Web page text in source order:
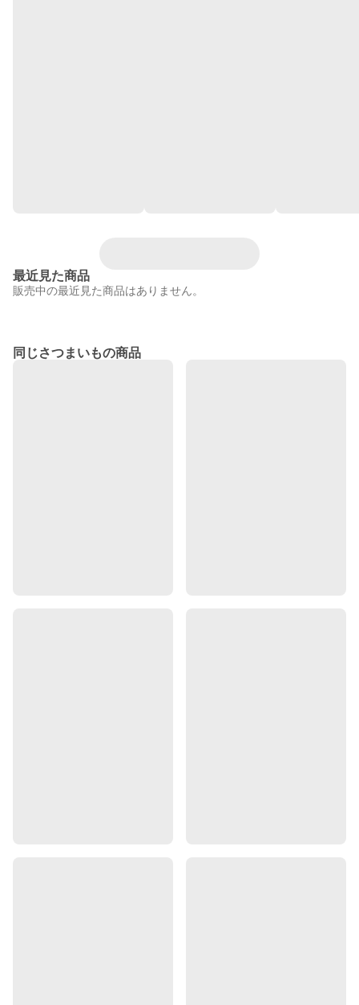
最近見た商品
販売中の最近見た商品はありません。
同じさつまいもの商品